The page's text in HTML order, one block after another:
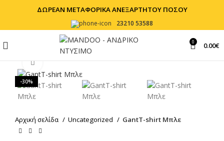
ΔΩΡΕΑΝ ΜΕΤΑΦΟΡΙΚΑ ΑΝΕΞΑΡΤΗΤΟΥ ΠΟΣΟΥ
23210 53588
0 0.00€
-30%
Αρχική σελίδα Uncategorized GantT-shirt Μπλε